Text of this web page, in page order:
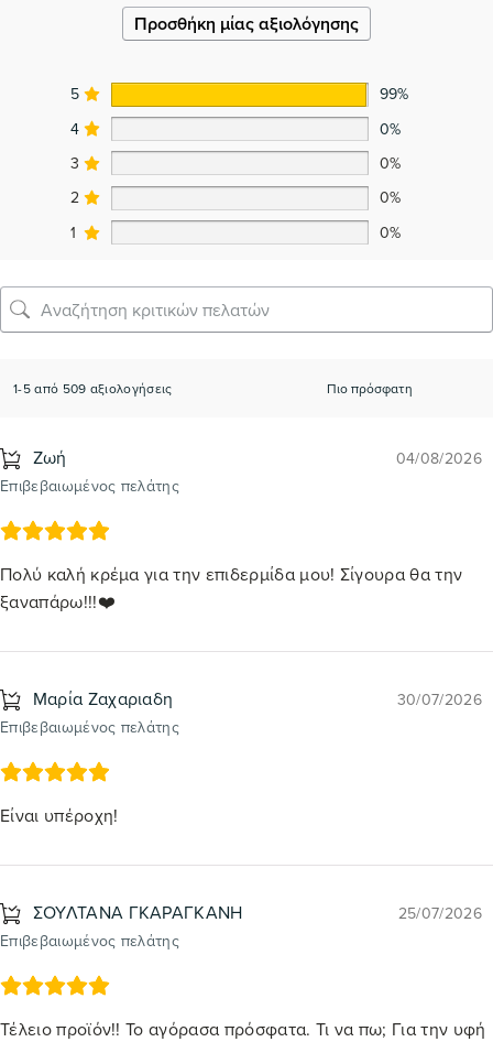
Προσθήκη μίας αξιολόγησης
5
99%
4
0%
3
0%
2
0%
1
0%
1-5 από 509 αξιολογήσεις
Ζωή
Επιβεβαιωμένος πελάτης
04/08/2026
Πολύ καλή κρέμα για την επιδερμίδα μου! Σίγουρα θα την
ξαναπάρω!!!❤️
Mαρία Ζαχαριαδη
Επιβεβαιωμένος πελάτης
30/07/2026
Είναι υπέροχη!
ΣΟΥΛΤΑΝΑ ΓΚΑΡΑΓΚΑΝΗ
Επιβεβαιωμένος πελάτης
25/07/2026
Τέλειο προϊόν!! Το αγόρασα πρόσφατα. Τι να πω; Για την υφή